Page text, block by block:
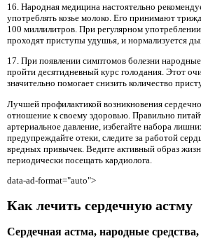
16. Народная медицина настоятельно
употреблять козье молоко. Его принимают
100 миллилитров. При регулярном
проходят приступы удушья, и нормализуется
17. При появлении симптомов болезни
пройти десятидневный курс голодания. Этот
значительно помогает снизить количество
Лучшей профилактикой возникновения
отношение к своему здоровью. Правильно
артериальное давление, избегайте набора
предупреждайте отеки, следите за работой
вредных привычек. Ведите активный образ
периодически посещать кардиолога.
data-ad-format="auto">
Как лечить сердечную астму
Сердечная астма, народные